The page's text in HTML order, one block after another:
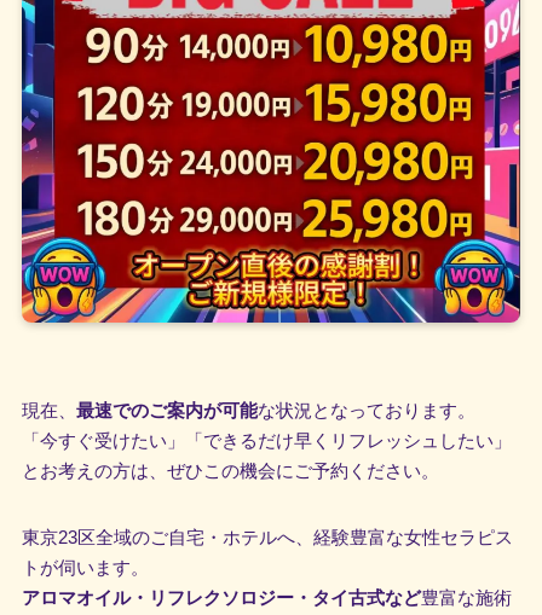
現在、 最速でのご案内が可能な状況となっております。
「今すぐ受けたい」「できるだけ早くリフレッシュしたい」
とお考えの方は、ぜひこの機会にご予約ください。
東京23区全域のご自宅・ホテルへ、経験豊富な女性セラピス
トが伺います。
アロマオイル・リフレクソロジー・タイ古式など豊富な施術